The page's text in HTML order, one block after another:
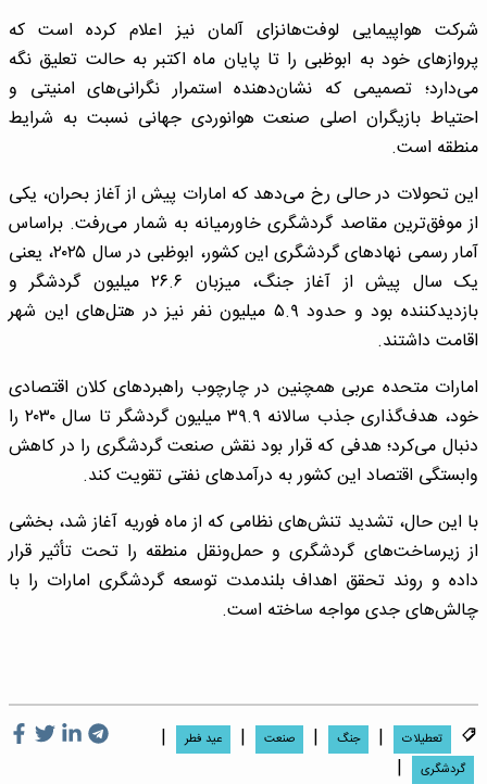
شرکت هواپیمایی لوفت‌هانزای آلمان نیز اعلام کرده است که
پروازهای خود به ابوظبی را تا پایان ماه اکتبر به حالت تعلیق نگه
می‌دارد؛ تصمیمی که نشان‌دهنده استمرار نگرانی‌های امنیتی و
احتیاط بازیگران اصلی صنعت هوانوردی جهانی نسبت به شرایط
منطقه است.
این تحولات در حالی رخ می‌دهد که امارات پیش از آغاز بحران، یکی
از موفق‌ترین مقاصد گردشگری خاورمیانه به شمار می‌رفت. براساس
آمار رسمی نهادهای گردشگری این کشور، ابوظبی در سال ۲۰۲۵، یعنی
یک سال پیش از آغاز جنگ، میزبان ۲۶.۶ میلیون گردشگر و
بازدیدکننده بود و حدود ۵.۹ میلیون نفر نیز در هتل‌های این شهر
اقامت داشتند.
امارات متحده عربی همچنین در چارچوب راهبردهای کلان اقتصادی
خود، هدف‌گذاری جذب سالانه ۳۹.۹ میلیون گردشگر تا سال ۲۰۳۰ را
دنبال می‌کرد؛ هدفی که قرار بود نقش صنعت گردشگری را در کاهش
وابستگی اقتصاد این کشور به درآمدهای نفتی تقویت کند.
با این حال، تشدید تنش‌های نظامی که از ماه فوریه آغاز شد، بخشی
از زیرساخت‌های گردشگری و حمل‌ونقل منطقه را تحت تأثیر قرار
داده و روند تحقق اهداف بلندمدت توسعه گردشگری امارات را با
چالش‌های جدی مواجه ساخته است.
تعطیلات | جنگ | صنعت | عید فطر |
گردشگری
|